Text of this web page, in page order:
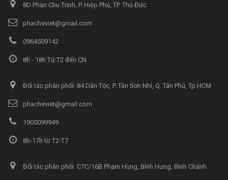
8D Phan Chu Trinh, P. Hiệp Phú, TP. Thủ Đức
phacheviet@gmail.com
0964509142
8h - 18h Từ T2 đến CN
Đối tác phân phối: 84 Dân Tộc, P. Tân Sơn Nhì, Q. Tân Phú, Tp.HCM
phacheviet@gmail.com
1900099949
8h-17h từ T2-T7
Đối tác phân phối: C7C/16B Phạm Hùng, Bình Hưng, Bình Chánh